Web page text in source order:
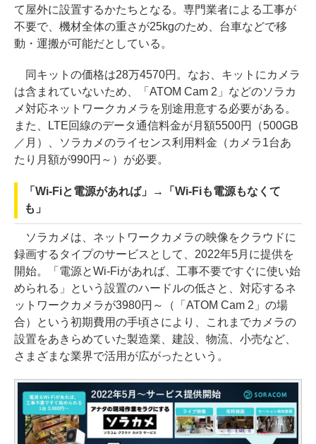
て屋外に設置するかたちとなる。専門業者による工事が
不要で、機材全体の重さが25kgのため、台車などで移
動・運搬が可能だとしている。
同キットの価格は28万4570円。なお、キットにカメラ
は含まれていないため、「ATOM Cam 2」などのソラカ
メ対応ネットワークカメラを別途用意する必要がある。
また、LTE回線のデータ通信料金が月額5500円（500GB
／月）、ソラカメのライセンス利用料金（カメラ1台あ
たり月額が990円～）が必要。
「Wi-Fiと電源があれば」→「Wi-Fiも電源もなくて
も」
ソラカメは、ネットワークカメラの映像をクラウドに
録画するタイプのサービスとして、2022年5月に提供を
開始。「電源とWi-Fiがあれば、工事不要ですぐに使い始
められる」という設置のハードルの低さと、対応するネ
ットワークカメラが3980円～（「ATOM Cam 2」の場
合）という初期費用の手頃さにより、これまでカメラの
設置をあきらめていた製造業、建設、物流、小売など、
さまざまな業界で活用が広がったという。